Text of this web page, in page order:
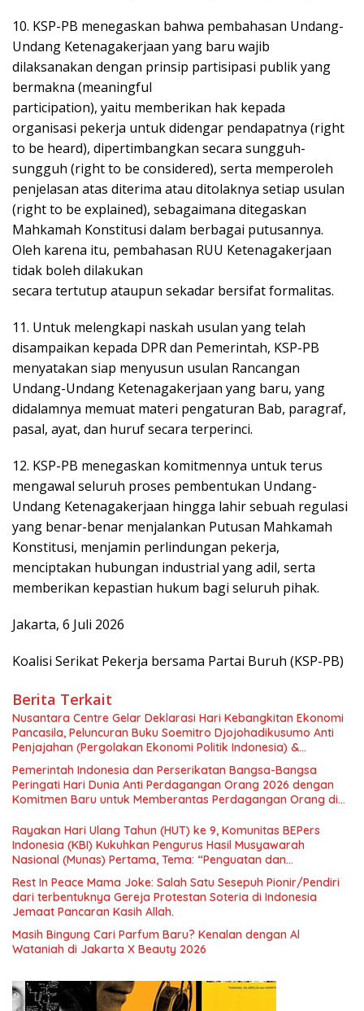
10. KSP-PB menegaskan bahwa pembahasan Undang-
Undang Ketenagakerjaan yang baru wajib
dilaksanakan dengan prinsip partisipasi publik yang
bermakna (meaningful
participation), yaitu memberikan hak kepada
organisasi pekerja untuk didengar pendapatnya (right
to be heard), dipertimbangkan secara sungguh-
sungguh (right to be considered), serta memperoleh
penjelasan atas diterima atau ditolaknya setiap usulan
(right to be explained), sebagaimana ditegaskan
Mahkamah Konstitusi dalam berbagai putusannya.
Oleh karena itu, pembahasan RUU Ketenagakerjaan
tidak boleh dilakukan
secara tertutup ataupun sekadar bersifat formalitas.
11. Untuk melengkapi naskah usulan yang telah
disampaikan kepada DPR dan Pemerintah, KSP-PB
menyatakan siap menyusun usulan Rancangan
Undang-Undang Ketenagakerjaan yang baru, yang
didalamnya memuat materi pengaturan Bab, paragraf,
pasal, ayat, dan huruf secara terperinci.
12. KSP-PB menegaskan komitmennya untuk terus
mengawal seluruh proses pembentukan Undang-
Undang Ketenagakerjaan hingga lahir sebuah regulasi
yang benar-benar menjalankan Putusan Mahkamah
Konstitusi, menjamin perlindungan pekerja,
menciptakan hubungan industrial yang adil, serta
memberikan kepastian hukum bagi seluruh pihak.
Jakarta, 6 Juli 2026
Koalisi Serikat Pekerja bersama Partai Buruh (KSP-PB)
Berita Terkait
Nusantara Centre Gelar Deklarasi Hari Kebangkitan Ekonomi
Pancasila, Peluncuran Buku Soemitro Djojohadikusumo Anti
Penjajahan (Pergolakan Ekonomi Politik Indonesia) &
Simposium Nasional “Urgensi Undang-Undang Perekonomian
Nasional dan Kesejahteraan Sosial dalam Menata Bangsa
Menuju Indonesia Emas 2045”,
Pemerintah Indonesia dan Perserikatan Bangsa-Bangsa
Peringati Hari Dunia Anti Perdagangan Orang 2026 dengan
Komitmen Baru untuk Memberantas Perdagangan Orang di
Rayakan Hari Ulang Tahun (HUT) ke 9, Komunitas BEPers
Indonesia (KBI) Kukuhkan Pengurus Hasil Musyawarah
Nasional (Munas) Pertama, Tema: “Penguatan dan
Pengembangan Organisasi KBI yang Berbasis Riset di seluruh
Indonesia dan Mancanegara”.
Rest In Peace Mama Joke: Salah Satu Sesepuh Pionir/Pendiri
dari terbentuknya Gereja Protestan Soteria di Indonesia
Jemaat Pancaran Kasih Allah.
Masih Bingung Cari Parfum Baru? Kenalan dengan Al
Wataniah di Jakarta X Beauty 2026